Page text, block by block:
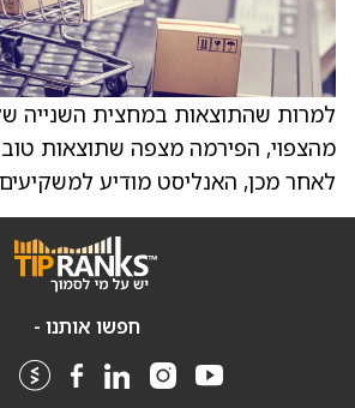
מהצפוי, הפירמה מצפה שתוצאות
לאחר מכן, האנליסט מודיע
חפשו אותנו -